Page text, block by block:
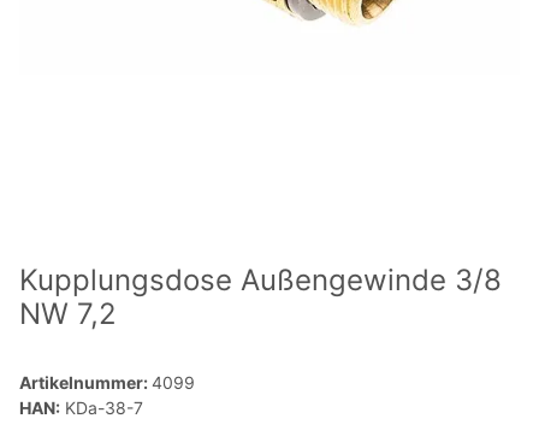
Kupplungsdose Außengewinde 3/8
NW 7,2
Artikelnummer:4099
HAN: KDa-38-7